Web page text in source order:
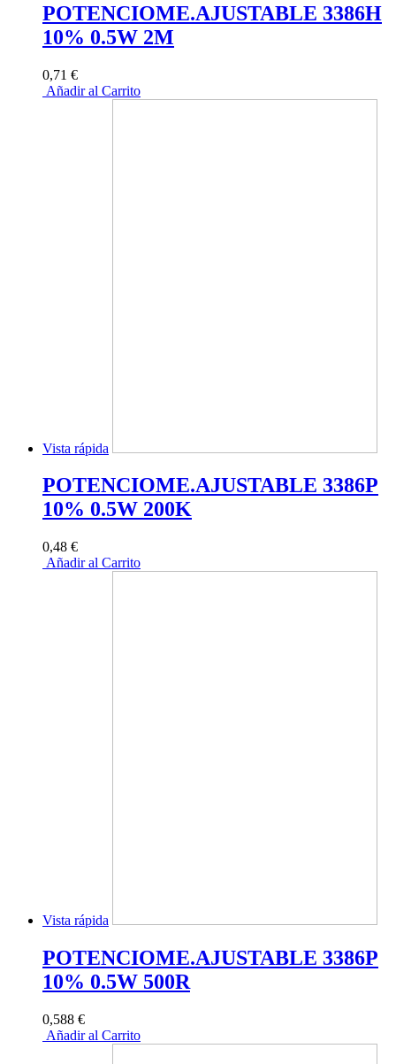
POTENCIOME.AJUSTABLE 3386H
10% 0.5W 2M
0,71 €
Añadir al Carrito
Vista rápida
POTENCIOME.AJUSTABLE 3386P
10% 0.5W 200K
0,48 €
Añadir al Carrito
Vista rápida
POTENCIOME.AJUSTABLE 3386P
10% 0.5W 500R
0,588 €
Añadir al Carrito